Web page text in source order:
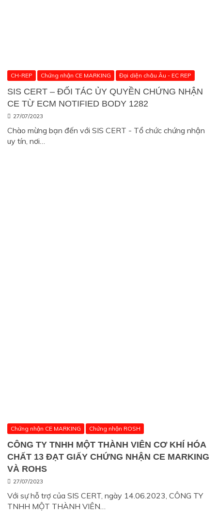
CH-REP Chứng nhận CE MARKING Đại diện châu Âu - EC REP
SIS CERT – ĐỐI TÁC ỦY QUYỀN CHỨNG NHẬN
CE TỪ ECM NOTIFIED BODY 1282
27/07/2023
Chào mừng bạn đến với SIS CERT - Tổ chức chứng nhận
uy tín, nơi…
Chứng nhận CE MARKING Chứng nhận ROSH
CÔNG TY TNHH MỘT THÀNH VIÊN CƠ KHÍ HÓA
CHẤT 13 ĐẠT GIẤY CHỨNG NHẬN CE MARKING
VÀ ROHS
27/07/2023
Với sự hỗ trợ của SIS CERT, ngày 14.06.2023, CÔNG TY
TNHH MỘT THÀNH VIÊN…